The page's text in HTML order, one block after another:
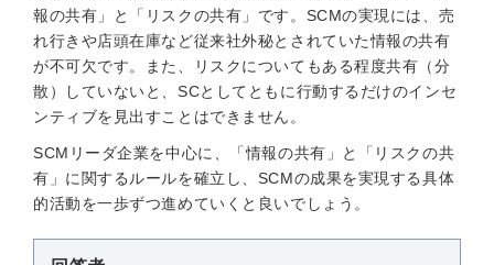
報の共有」と「リスクの共有」です。SCMの実現には、売
れ行きや店頭在庫など従来社外秘とされていた情報の共有
が不可欠です。また、リスクについてもある程度共有（分
散）していないと、SCとしてともに行動するだけのインセ
ンティブを見出すことはできません。
SCMリーダ企業を中心に、「情報の共有」と「リスクの共
有」に関するルールを確立し、SCMの成果を実現する具体
的活動を一歩ずつ進めていくと良いでしょう。